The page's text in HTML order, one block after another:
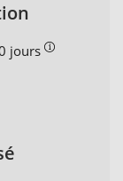
jours